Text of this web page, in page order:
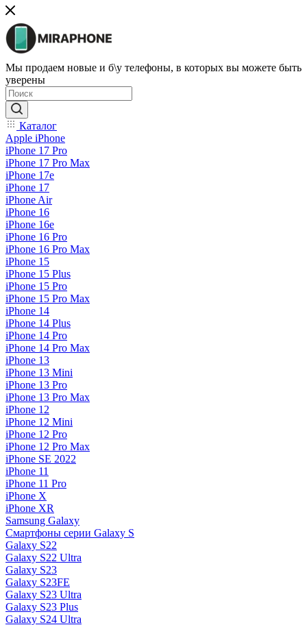
Мы продаем новые и б\у телефоны, в которых вы можете быть
уверены
Каталог
Apple iPhone
iPhone 17 Pro
iPhone 17 Pro Max
iPhone 17e
iPhone 17
iPhone Air
iPhone 16
iPhone 16e
iPhone 16 Pro
iPhone 16 Pro Max
iPhone 15
iPhone 15 Plus
iPhone 15 Pro
iPhone 15 Pro Max
iPhone 14
iPhone 14 Plus
iPhone 14 Pro
iPhone 14 Pro Max
iPhone 13
iPhone 13 Mini
iPhone 13 Pro
iPhone 13 Pro Max
iPhone 12
iPhone 12 Mini
iPhone 12 Pro
iPhone 12 Pro Max
iPhone SE 2022
iPhone 11
iPhone 11 Pro
iPhone X
iPhone XR
Samsung Galaxy
Смартфоны серии Galaxy S
Galaxy S22
Galaxy S22 Ultra
Galaxy S23
Galaxy S23FE
Galaxy S23 Ultra
Galaxy S23 Plus
Galaxy S24 Ultra